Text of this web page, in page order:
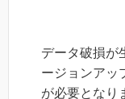
データ破損が
ージョンアッ
が必要となり